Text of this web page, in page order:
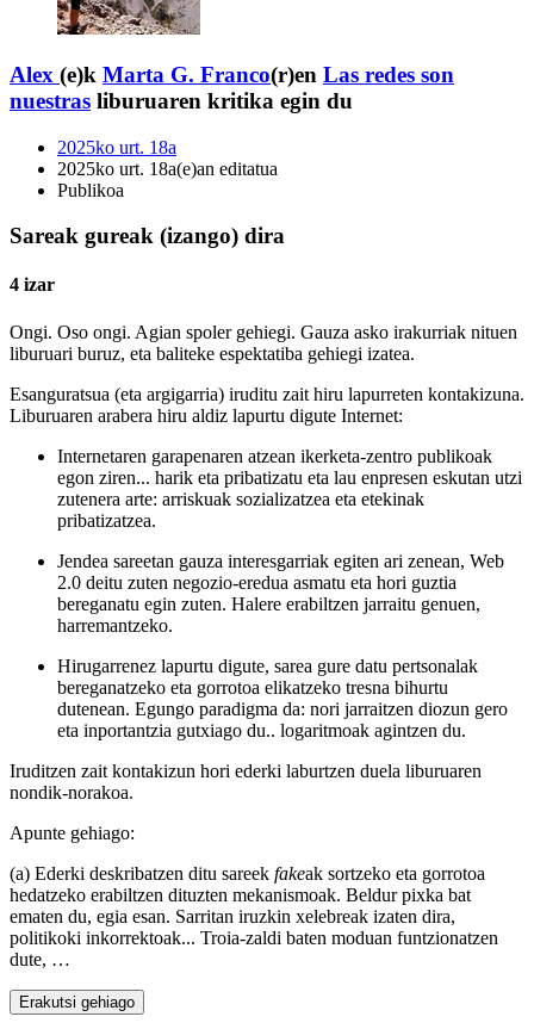
Alex (e)k Marta G. Franco(r)en Las redes son
nuestras liburuaren kritika egin du
2025ko urt. 18a
2025ko urt. 18a(e)an editatua
Publikoa
Sareak gureak (izango) dira
4 izar
Ongi. Oso ongi. Agian spoler gehiegi. Gauza asko irakurriak nituen
liburuari buruz, eta baliteke espektatiba gehiegi izatea.
Esanguratsua (eta argigarria) iruditu zait hiru lapurreten kontakizuna.
Liburuaren arabera hiru aldiz lapurtu digute Internet:
Internetaren garapenaren atzean ikerketa-zentro publikoak
egon ziren... harik eta pribatizatu eta lau enpresen eskutan utzi
zutenera arte: arriskuak sozializatzea eta etekinak
pribatizatzea.
Jendea sareetan gauza interesgarriak egiten ari zenean, Web
2.0 deitu zuten negozio-eredua asmatu eta hori guztia
bereganatu egin zuten. Halere erabiltzen jarraitu genuen,
harremantzeko.
Hirugarrenez lapurtu digute, sarea gure datu pertsonalak
bereganatzeko eta gorrotoa elikatzeko tresna bihurtu
dutenean. Egungo paradigma da: nori jarraitzen diozun gero
eta inportantzia gutxiago du.. logaritmoak agintzen du.
Iruditzen zait kontakizun hori ederki laburtzen duela liburuaren
nondik-norakoa.
Apunte gehiago:
(a) Ederki deskribatzen ditu sareek fakeak sortzeko eta gorrotoa
hedatzeko erabiltzen dituzten mekanismoak. Beldur pixka bat
ematen du, egia esan. Sarritan iruzkin xelebreak izaten dira,
politikoki inkorrektoak... Troia-zaldi baten moduan funtzionatzen
dute, …
Erakutsi gehiago